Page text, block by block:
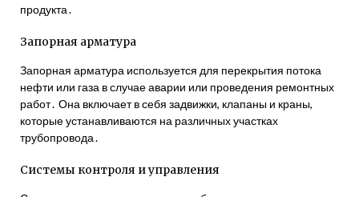
продукта․
Запорная арматура
Запорная арматура используется для перекрытия потока
нефти или газа в случае аварии или проведения ремонтных
работ․ Она включает в себя задвижки, клапаны и краны,
которые устанавливаются на различных участках
трубопровода․
Системы контроля и управления